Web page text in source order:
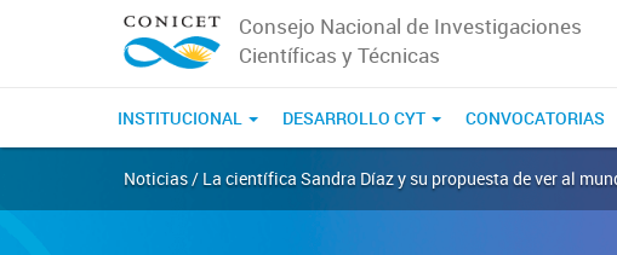
Consejo Nacional de Investigaciones
Científicas y Técnicas
INSTITUCIONAL DESARROLLO CYT CONVOCATORIAS
Noticias / La científica Sandra Díaz y su propuesta de ver al